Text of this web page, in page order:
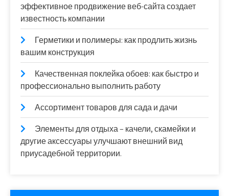
эффективное продвижение веб-сайта создает
известность компании
Герметики и полимеры: как продлить жизнь
вашим конструкция
Качественная поклейка обоев: как быстро и
профессионально выполнить работу
Ассортимент товаров для сада и дачи
Элементы для отдыха – качели, скамейки и
другие аксессуары улучшают внешний вид
приусадебной территории.